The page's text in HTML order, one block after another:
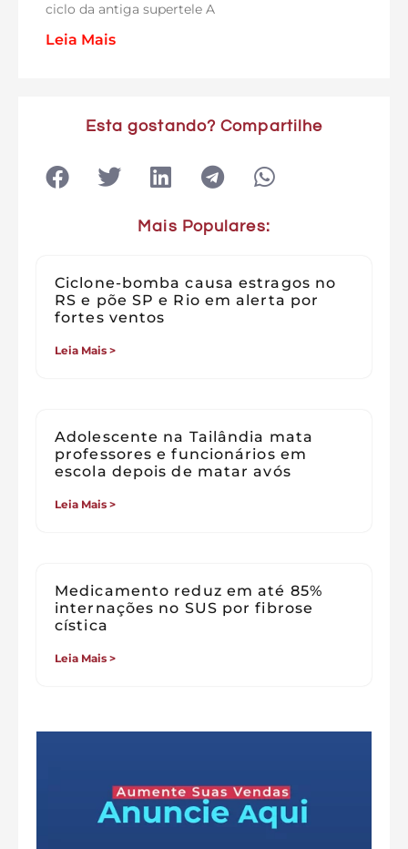
ciclo da antiga supertele A
Leia Mais
Esta gostando? Compartilhe
Mais Populares:
Ciclone-bomba causa estragos no
RS e põe SP e Rio em alerta por
fortes ventos
Leia Mais >
Adolescente na Tailândia mata
professores e funcionários em
escola depois de matar avós
Leia Mais >
Medicamento reduz em até 85%
internações no SUS por fibrose
cística
Leia Mais >